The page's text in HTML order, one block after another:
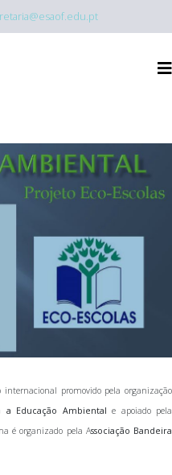
internacional promovido pela organização
a Educação Ambiental e apoiado pela
é organizado pela Associação Bandeira